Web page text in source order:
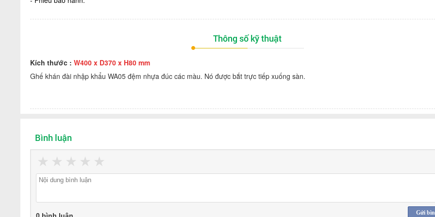
Thông số kỹ thuật
Kích thước : W400 x D370 x H80 mm
Ghế khán đài nhập khẩu WA05 đệm nhựa đúc các màu. Nó được bắt trực tiếp xuống sàn.
Bình luận
★
★
★
★
★
Gửi